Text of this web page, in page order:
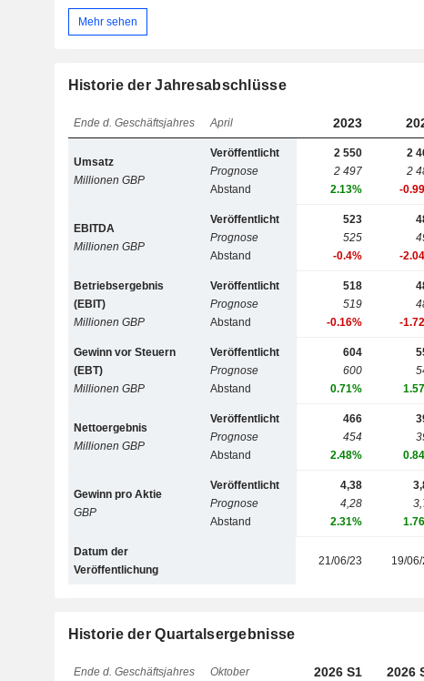
Mehr sehen
Historie der Jahresabschlüsse
Ende d. Geschäftsjahres April 2023
Umsatz
Millionen GBP
Veröffentlicht
Prognose
Abstand
2 550
2 497
2.13%
2
2
-
EBITDA
Millionen GBP
Veröffentlicht
Prognose
Abstand
523
525
-0.4%
-
Betriebsergebnis
(EBIT)
Millionen GBP
Veröffentlicht
Prognose
Abstand
518
519
-0.16%
-
Gewinn vor Steuern
(EBT)
Millionen GBP
Veröffentlicht
Prognose
Abstand
604
600
0.71%
Nettoergebnis
Millionen GBP
Veröffentlicht
Prognose
Abstand
466
454
2.48%
Gewinn pro Aktie
GBP
Veröffentlicht
Prognose
Abstand
4,38
4,28
2.31%
Datum der
Veröffentlichung
21/06/23 19/
Historie der Quartalsergebnisse
Ende d. Geschäftsjahres Oktober 2026 S1 2026